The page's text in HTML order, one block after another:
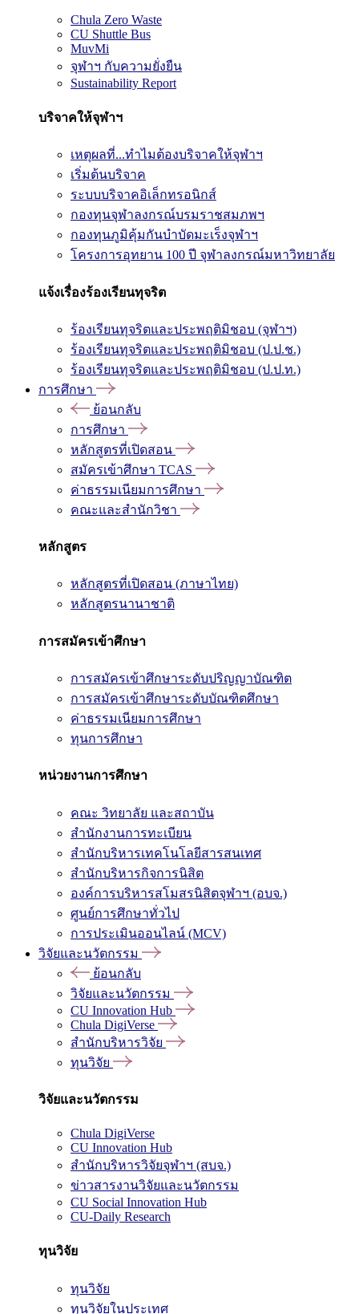
Chula Zero Waste
CU Shuttle Bus
MuvMi
จุฬาฯ กับความยั่งยืน
Sustainability Report
บริจาคให้จุฬาฯ
เหตุผลที่...ทำไมต้องบริจาคให้จุฬาฯ
เริ่มต้นบริจาค
ระบบบริจาคอิเล็กทรอนิกส์
กองทุนจุฬาลงกรณ์บรมราชสมภพฯ
กองทุนภูมิคุ้มกันบำบัดมะเร็งจุฬาฯ
โครงการอุทยาน 100 ปี จุฬาลงกรณ์มหาวิทยาลัย
แจ้งเรื่องร้องเรียนทุจริต
ร้องเรียนทุจริตและประพฤติมิชอบ (จุฬาฯ)
ร้องเรียนทุจริตและประพฤติมิชอบ (ป.ป.ช.)
ร้องเรียนทุจริตและประพฤติมิชอบ (ป.ป.ท.)
การศึกษา
ย้อนกลับ
การศึกษา
หลักสูตรที่เปิดสอน
สมัครเข้าศึกษา TCAS
ค่าธรรมเนียมการศึกษา
คณะและสำนักวิชา
หลักสูตร
หลักสูตรที่เปิดสอน (ภาษาไทย)
หลักสูตรนานาชาติ
การสมัครเข้าศึกษา
การสมัครเข้าศึกษาระดับปริญญาบัณฑิต
การสมัครเข้าศึกษาระดับบัณฑิตศึกษา
ค่าธรรมเนียมการศึกษา
ทุนการศึกษา
หน่วยงานการศึกษา
คณะ วิทยาลัย และสถาบัน
สำนักงานการทะเบียน
สำนักบริหารเทคโนโลยีสารสนเทศ
สำนักบริหารกิจการนิสิต
องค์การบริหารสโมสรนิสิตจุฬาฯ (อบจ.)
ศูนย์การศึกษาทั่วไป
การประเมินออนไลน์ (MCV)
วิจัยและนวัตกรรม
ย้อนกลับ
วิจัยและนวัตกรรม
CU Innovation Hub
Chula DigiVerse
สำนักบริหารวิจัย
ทุนวิจัย
วิจัยและนวัตกรรม
Chula DigiVerse
CU Innovation Hub
สำนักบริหารวิจัยจุฬาฯ (สบจ.)
ข่าวสารงานวิจัยและนวัตกรรม
CU Social Innovation Hub
CU-Daily Research
ทุนวิจัย
ทุนวิจัย
ทุนวิจัยในประเทศ